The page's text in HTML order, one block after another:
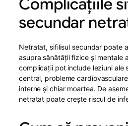
Complicațiile
secundar
Netratat, sifilisul secundar poate
asupra sănătății fizice și mentale
complicații pot include leziuni ale
central, probleme
interne și chiar moartea. De
netratat poate crește riscul de